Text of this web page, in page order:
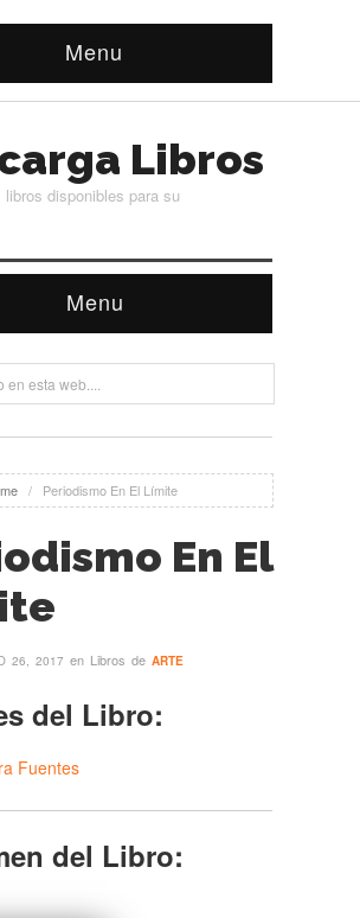
Menu
Libros
libros disponibles para su
Menu
/ Periodismo En El Límite
En El
26, 2017 en Libros de ARTE
del Libro:
Fuentes
del Libro: